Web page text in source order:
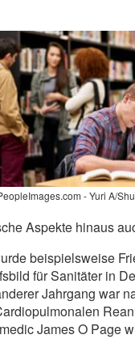
- Yuri A/
Aspekte hinaus
beispielsweise
für Sanitäter in
Jahrgang war
James O Page